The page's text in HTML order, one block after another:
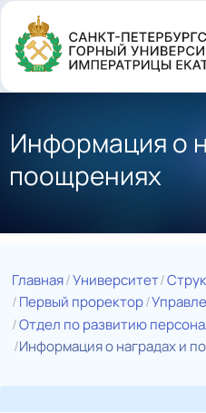
Перейти
основному
содержанию
Информация о
поощрениях
Главная Университет
Первый проректор
Отдел по развитию
Информация о наградах и